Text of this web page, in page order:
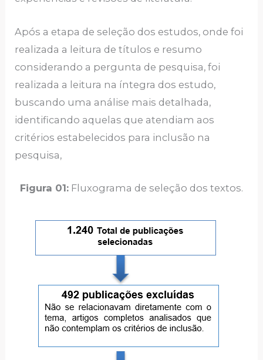
Após a etapa de seleção dos estudos, onde foi
realizada a leitura de títulos e resumo
considerando a pergunta de pesquisa, foi
realizada a leitura na íntegra dos estudo,
buscando uma análise mais detalhada,
identificando aquelas que atendiam aos
critérios estabelecidos para inclusão na
pesquisa,
Figura 01: Fluxograma de seleção dos textos.